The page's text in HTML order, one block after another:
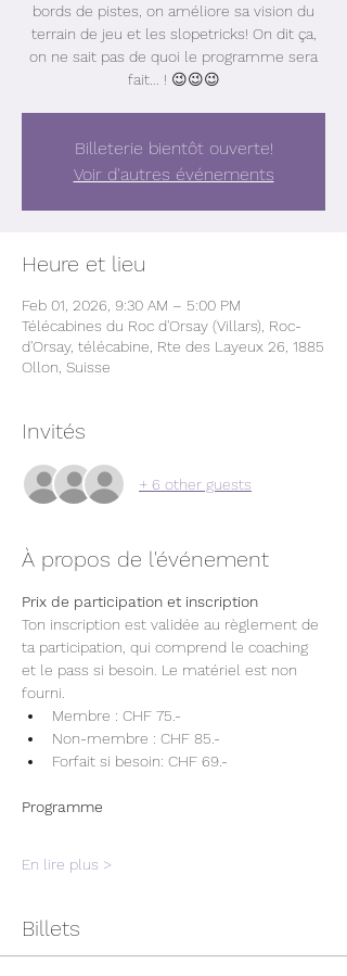
bords de pistes, on améliore sa vision du
terrain de jeu et les slopetricks! On dit ça,
on ne sait pas de quoi le programme sera
fait... ! 😉😉😉
Billeterie bientôt ouverte!
Voir d'autres événements
Heure et lieu
Feb 01, 2026, 9:30 AM – 5:00 PM
Télécabines du Roc d'Orsay (Villars), Roc-
d'Orsay, télécabine, Rte des Layeux 26, 1885
Ollon, Suisse
Invités
+ 6 other guests
À propos de l'événement
Prix de participation et inscription
Ton inscription est validée au règlement de
ta participation, qui comprend le coaching
et le pass si besoin. Le matériel est non
fourni.
Membre : CHF 75.-
Non-membre : CHF 85.-
Forfait si besoin: CHF 69.-
Programme
En lire plus >
Billets